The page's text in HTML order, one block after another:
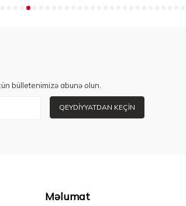
bülletenimizə abunə olun.
QEYDIYYATDAN KEÇIN
Məlumat